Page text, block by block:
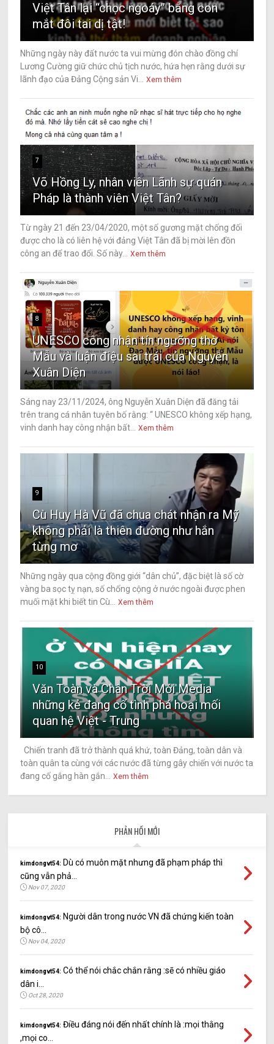
Việt Tân lại “chọc ngoáy” bằng con
mắt đôi tai dị tật!
Những ngày này đất nước ta vui mừng đón chào đồng chí
Lương Cường giữ chức chủ tịch nước, hứa hẹn rằng dưới sự
lãnh đạo của Đảng Cộng sản Vi...
Xem thêm
7
Võ Hồng Ly, nhân viên Lãnh sự quán
Pháp là thành viên Việt Tân?
Từ ngày 21 đến 23/04/2020, một số gương mặt chống đối
được cho là có liên hệ với đảng Việt Tân đã bị mời lên đồn
công an để trao đổi. Số này...
Xem thêm
8
UNESCO công nhận tín ngưỡng thờ
Mẫu và luận điệu sai trái của Nguyễn
Xuân Diện
Sáng nay 23/11/2024, ông Nguyễn Xuân Diện đã đăng tải
trên trang cá nhân tuyên bố rằng: “ UNESCO không xếp hạng,
vinh danh hay công nhận bất...
Xem thêm
9
Cù Huy Hà Vũ đã chua chát nhận ra Mỹ
không phải là thiên đường như hắn
từng mơ
Những ngày qua cộng đồng giới “dân chủ”, đặc biệt là số cờ
vàng ba sọc tỵ nạn, số chống cộng ở nước ngoài được phen
muối mặt khi biết tin Cù...
Xem thêm
10
Văn Toàn và Chân Trời Mới Media
những kẻ đang cố tình phá hoại mối
quan hệ Việt - Trung
Chiến tranh đã trở thành quá khứ, toàn Đảng, toàn dân và
toàn quân ta cùng với các nước đã từng gây chiến với nước ta
đang cố gắng hàn gắn...
Xem thêm
PHẢN HỒI MỚI
kimdongvt54: Dù có muôn mặt nhưng đã phạm pháp thì
cũng vẫn phả...
Nov 07, 2020
kimdongvt54: Người dân trong nước VN đã chứng kiến toàn
bộ cô...
Nov 04, 2020
kimdongvt54: Có thể nói chắc chắn rằng :sẽ có nhiều giáo
dân i...
Oct 28, 2020
kimdongvt54: Điều đáng nói đến nhất chính là :mọi thằng
,mọi co...